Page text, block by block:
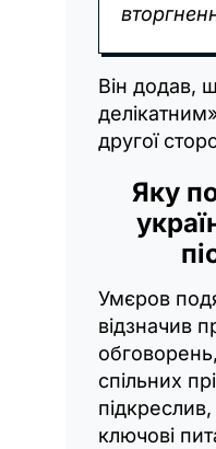
Він додав,
другої
Яку
Умєров
відзначив
спільних
ключові